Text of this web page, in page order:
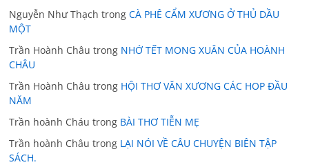
Nguyễn Như Thạch trongCÀ PHÊ CẨM XƯƠNG Ở THỦ DẦU
MỘT
Trần Hoành Châu trong NHỚ TẾT MONG XUÂN CỦA HOÀNH
CHÂU
Trần Hoành Châu trong HỘI THƠ VĂN XƯƠNG CÁC HOP ĐẦU
NĂM
Trần hoành Cháu trong BÀI THƠ TIỄN MẸ
Trần hoành Châu trong LẠI NÓI VỀ CÂU CHUYỆN BIÊN TẬP
SÁCH.